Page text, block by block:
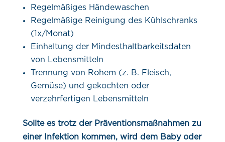
Regelmäßiges Händewaschen
Regelmäßige Reinigung des Kühlschranks
(1x/Monat)
Einhaltung der Mindesthaltbarkeitsdaten
von Lebensmitteln
Trennung von Rohem (z. B. Fleisch,
Gemüse) und gekochten oder
verzehrfertigen Lebensmitteln
Sollte es trotz der Präventionsmaßnahmen zu
einer Infektion kommen, wird dem Baby oder